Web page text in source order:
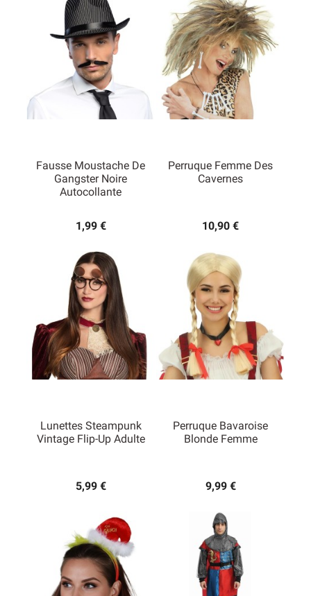
Fausse Moustache De
Gangster Noire
Autocollante
1,99 €
Perruque Femme Des
Cavernes
10,90 €
Lunettes Steampunk
Vintage Flip-Up Adulte
5,99 €
Perruque Bavaroise
Blonde Femme
9,99 €